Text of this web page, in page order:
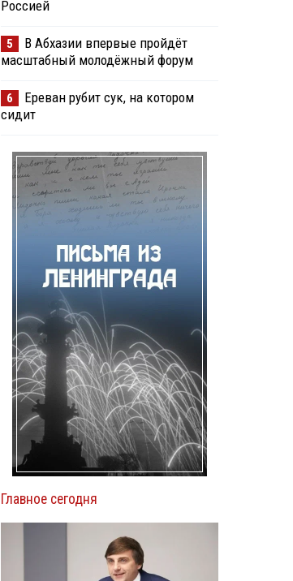
Россией
5
В Абхазии впервые пройдёт
масштабный молодёжный форум
6
Ереван рубит сук, на котором
сидит
Главное сегодня